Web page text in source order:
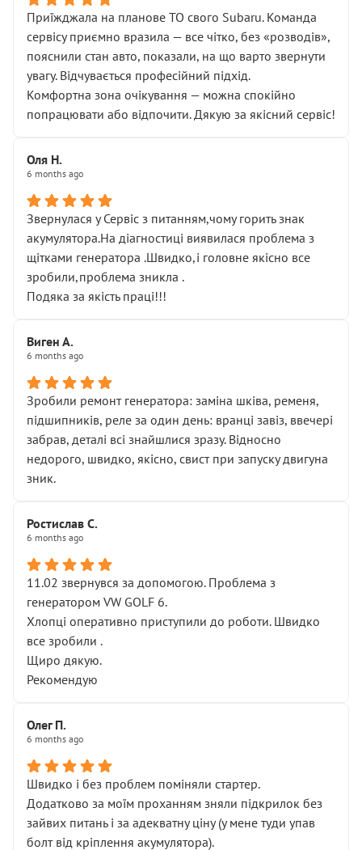
Приїжджала на планове ТО свого Subaru. Команда
сервісу приємно вразила — все чітко, без «розводів»,
пояснили стан авто, показали, на що варто звернути
увагу. Відчувається професійний підхід.
Комфортна зона очікування — можна спокійно
попрацювати або відпочити. Дякую за якісний сервіс!
Оля Н.
6 months ago
Звернулася у Сервіс з питанням,чому горить знак
акумулятора.На діагностиці виявилася проблема з
щітками генератора .Швидко,і головне якісно все
зробили,проблема зникла .
Подяка за якість праці!!!
Виген А.
6 months ago
Зробили ремонт генератора: заміна шківа, ременя,
підшипників, реле за один день: вранці завіз, ввечері
забрав, деталі всі знайшлися зразу. Відносно
недорого, швидко, якісно, свист при запуску двигуна
зник.
Ростислав С.
6 months ago
11.02 звернувся за допомогою. Проблема з
генератором VW GOLF 6.
Хлопці оперативно приступили до роботи. Швидко
все зробили .
Щиро дякую.
Рекомендую
Олег П.
6 months ago
Швидко і без проблем поміняли стартер.
Додатково за моїм проханням зняли підкрилок без
зайвих питань і за адекватну ціну (у мене туди упав
болт від кріплення акумулятора).